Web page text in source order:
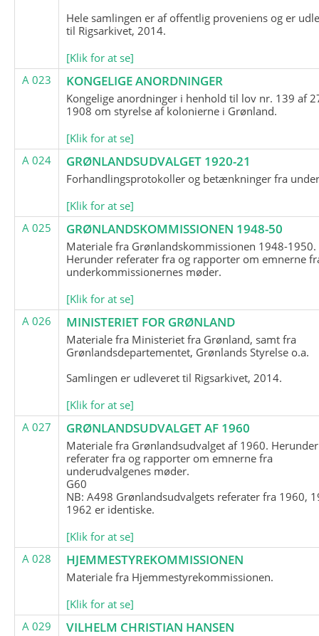
Hele samlingen er af offentlig proveniens og er
til Rigsarkivet, 2014.
[Klik for at se]
A 023
KONGELIGE ANORDNINGER
Kongelige anordninger i henhold til lov nr. 139 af
1908 om styrelse af kolonierne i Grønland.
[Klik for at se]
A 024
GRØNLANDSUDVALGET 1920-21
Forhandlingsprotokoller og betænkninger fra
[Klik for at se]
A 025
GRØNLANDSKOMMISSIONEN 1948-50
Materiale fra Grønlandskommissionen 1948-1950.
Herunder referater fra og rapporter om emnerne
underkommissionernes møder.
[Klik for at se]
A 026
MINISTERIET FOR GRØNLAND
Materiale fra Ministeriet fra Grønland, samt fra
Grønlandsdepartementet, Grønlands Styrelse o.a.
Samlingen er udleveret til Rigsarkivet, 2014.
[Klik for at se]
A 027
GRØNLANDSUDVALGET AF 1960
Materiale fra Grønlandsudvalget af 1960. Herunder
referater fra og rapporter om emnerne fra
underudvalgenes møder.
G60
NB: A498 Grønlandsudvalgets referater fra 1960,
1962 er identiske.
[Klik for at se]
A 028
HJEMMESTYREKOMMISSIONEN
Materiale fra Hjemmestyrekommissionen.
[Klik for at se]
A 029
VILHELM CHRISTIAN HANSEN